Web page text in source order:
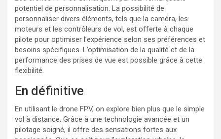
potentiel de personnalisation. La possibilité de
personnaliser divers éléments, tels que la caméra, les
moteurs et les contrôleurs de vol, est offerte à chaque
pilote pour optimiser l’expérience selon ses préférences et
besoins spécifiques. L’optimisation de la qualité et de la
performance des prises de vue est possible grâce à cette
flexibilité.
En définitive
En utilisant le drone FPV, on explore bien plus que le simple
vol à distance. Grâce à une technologie avancée et un
pilotage soigné, il offre des sensations fortes aux